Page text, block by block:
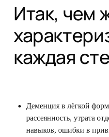
Итак, чем
каждая
Деменция в лёгкой
рассеянность, утрата
навыков, ошибки в